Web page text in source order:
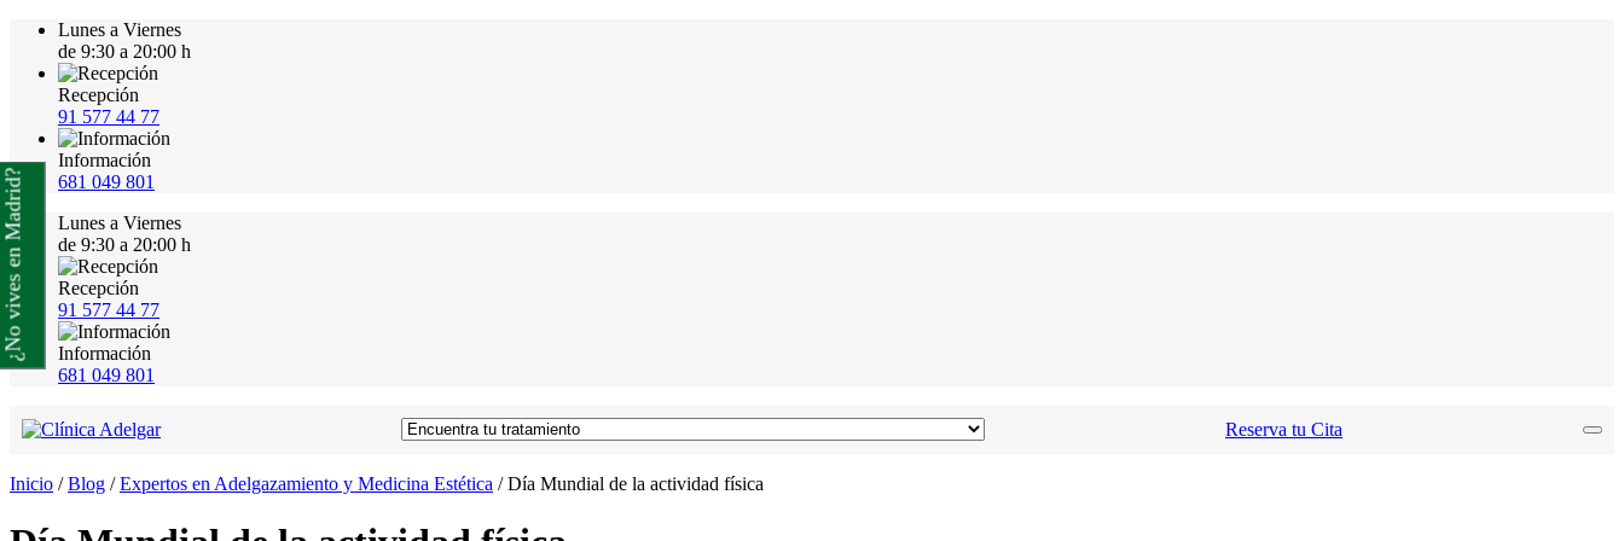
Lunes a Viernes
de 9:30 a 20:00 h
Recepción
91 577 44 77
Información
681 049 801
Lunes a Viernes
de 9:30 a 20:00 h
Recepción
91 577 44 77
Información
681 049 801
Reserva tu Cita
Inicio /Blog /Expertos en Adelgazamiento y Medicina Estética /Día Mundial de la actividad física
¿No vives en Madrid?